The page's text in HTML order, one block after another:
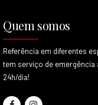
Quem somos
Referência em diferentes
tem serviço de emergência
24h/dia!